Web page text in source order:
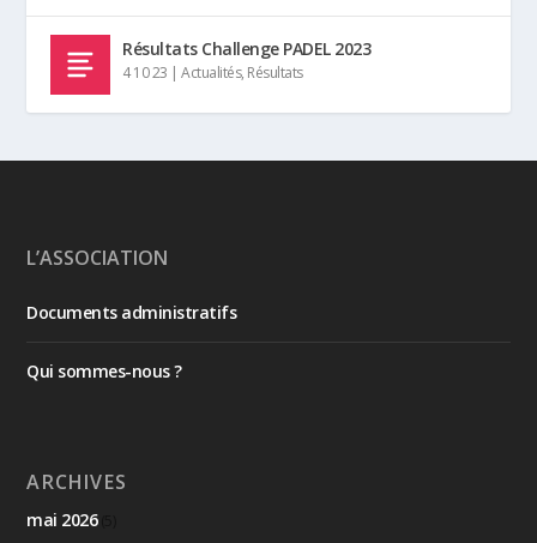
Résultats Challenge PADEL 2023
4 10 23 |Actualités, Résultats
L’ASSOCIATION
Documents administratifs
Qui sommes-nous ?
ARCHIVES
mai 2026(5)